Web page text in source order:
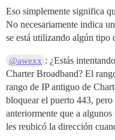
Eso simplemente significa
No necesariamente indica
se está utilizando algún tipo
@awexx : ¿Estás
Charter Broadband? El
rango de IP antiguo de
bloquear el puerto 443,
anteriormente que a
les reubicó la dirección